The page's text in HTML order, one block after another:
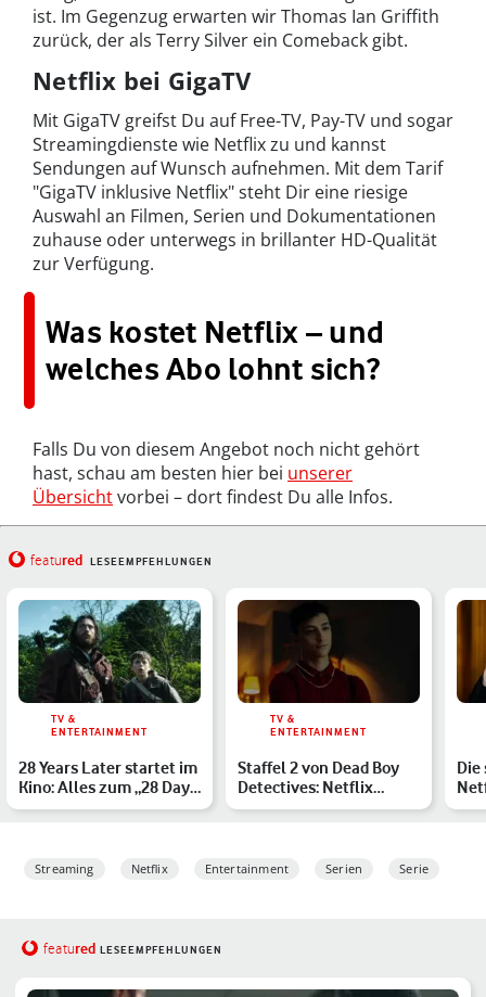
ist. Im Gegenzug erwarten wir Thomas Ian Griffith
zurück, der als Terry Silver ein Comeback gibt.
Netflix bei GigaTV
Mit GigaTV greifst Du auf Free-TV, Pay-TV und sogar
Streamingdienste wie Netflix zu und kannst
Sendungen auf Wunsch aufnehmen. Mit dem Tarif
"GigaTV inklusive Netflix" steht Dir eine riesige
Auswahl an Filmen, Serien und Dokumentationen
zuhause oder unterwegs in brillanter HD-Qualität
zur Verfügung.
Was kostet Netflix – und
welches Abo lohnt sich?
Falls Du von diesem Angebot noch nicht gehört
hast, schau am besten hier bei unserer
Übersichtvorbei – dort findest Du alle Infos.
featured LESEEMPFEHLUNGEN
TV &
ENTERTAINMENT
28 Years Later startet im
Kino: Alles zum „28 Days
Later“-Sequel
TV &
ENTERTAINMENT
Staffel 2 von Dead Boy
Detectives: Netflix
bestellt keine neuen F…
Die
Streaming Netflix Entertainment Serien Serie
featured LESEEMPFEHLUNGEN